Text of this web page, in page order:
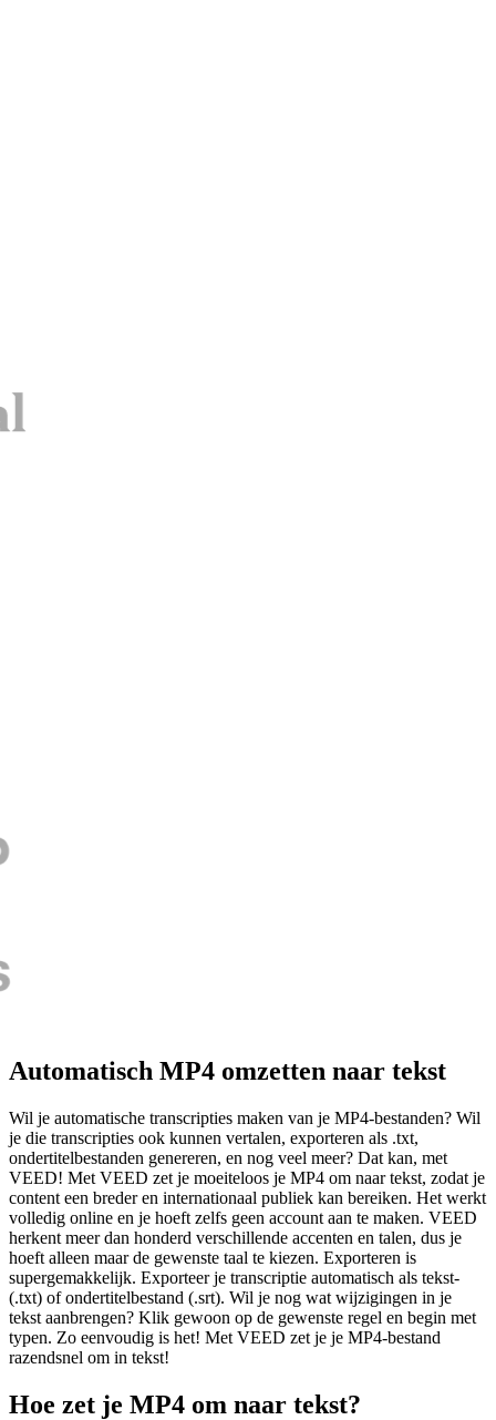
Automatisch MP4 omzetten naar tekst
Wil je automatische transcripties maken van je MP4-bestanden? Wil
je die transcripties ook kunnen vertalen, exporteren als .txt,
ondertitelbestanden genereren, en nog veel meer? Dat kan, met
VEED! Met VEED zet je moeiteloos je MP4 om naar tekst, zodat je
content een breder en internationaal publiek kan bereiken. Het werkt
volledig online en je hoeft zelfs geen account aan te maken. VEED
herkent meer dan honderd verschillende accenten en talen, dus je
hoeft alleen maar de gewenste taal te kiezen. Exporteren is
supergemakkelijk. Exporteer je transcriptie automatisch als tekst-
(.txt) of ondertitelbestand (.srt). Wil je nog wat wijzigingen in je
tekst aanbrengen? Klik gewoon op de gewenste regel en begin met
typen. Zo eenvoudig is het! Met VEED zet je je MP4-bestand
razendsnel om in tekst!
Hoe zet je MP4 om naar tekst?